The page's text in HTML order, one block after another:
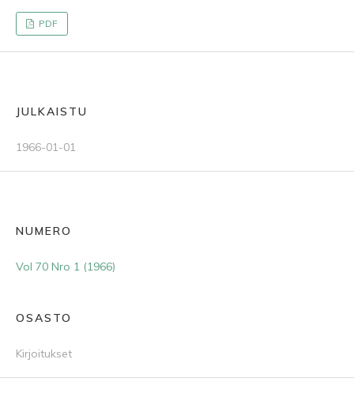
PDF
JULKAISTU
1966-01-01
NUMERO
Vol 70 Nro 1 (1966)
OSASTO
Kirjoitukset